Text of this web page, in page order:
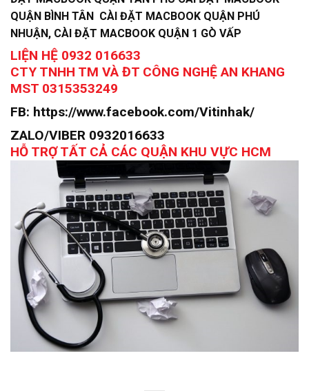
QUẬN BÌNH TÂN CÀI ĐẶT MACBOOK QUẬN PHÚ
NHUẬN, CÀI ĐẶT MACBOOK QUẬN 1 GÒ VẤP
LIỆN HỆ 0932 016633
CTY TNHH TM VÀ ĐT CÔNG NGHỆ AN KHANG
MST 0315353249
FB: https://www.facebook.com/Vitinhak/
ZALO/VIBER 0932016633
HỖ TRỢ TẤT CẢ CÁC QUẬN KHU VỰC HCM